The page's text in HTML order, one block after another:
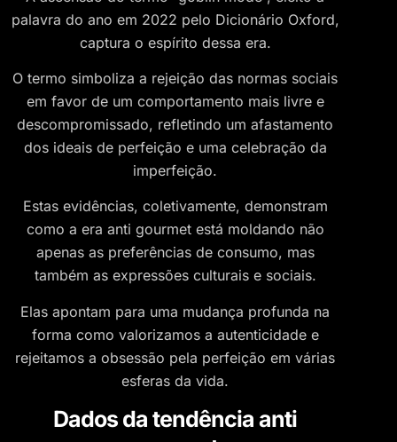
palavra do ano em 2022 pelo Dicionário Oxford,
captura o espírito dessa era.
O termo simboliza a rejeição das normas sociais
em favor de um comportamento mais livre e
descompromissado, refletindo um afastamento
dos ideais de perfeição e uma celebração da
imperfeição.
Estas evidências, coletivamente, demonstram
como a era anti gourmet está moldando não
apenas as preferências de consumo, mas
também as expressões culturais e sociais.
Elas apontam para uma mudança profunda na
forma como valorizamos a autenticidade e
rejeitamos a obsessão pela perfeição em várias
esferas da vida.
Dados da tendência anti